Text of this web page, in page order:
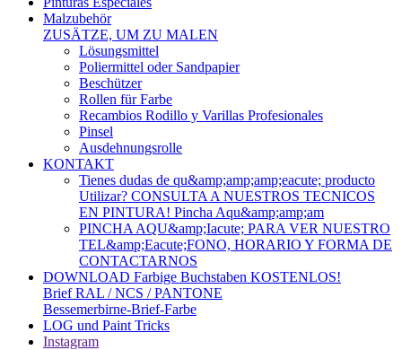
Malzubehör
ZUSÄTZE, UM ZU MALEN
Lösungsmittel
Poliermittel oder Sandpapier
Beschützer
Rollen für Farbe
Recambios Rodillo y Varillas Profesionales
Pinsel
Ausdehnungsrolle
KONTAKT
Tienes dudas de qu&amp;amp;amp;eacute; producto
Utilizar? CONSULTA A NUESTROS TECNICOS
EN PINTURA! Pincha Aqu&amp;amp;am
PINCHA AQU&amp;Iacute; PARA VER NUESTRO
TEL&amp;Eacute;FONO, HORARIO Y FORMA DE
CONTACTARNOS
DOWNLOAD Farbige Buchstaben KOSTENLOS!
Brief RAL / NCS / PANTONE
Bessemerbirne-Brief-Farbe
LOG und Paint Tricks
Instagram